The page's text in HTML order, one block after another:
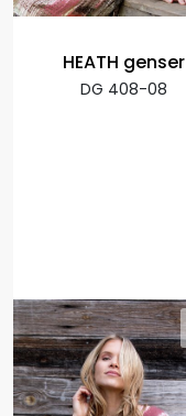
HEATH genser
DG 408-08